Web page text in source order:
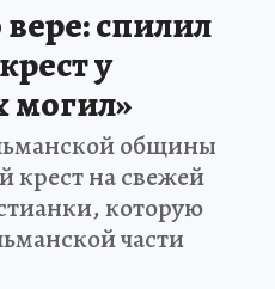
спилил
у
могил»
общины
крест на свежей
которую
части